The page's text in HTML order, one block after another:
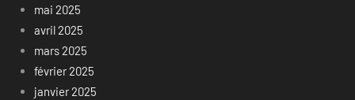
mai 2025
avril 2025
mars 2025
février 2025
janvier 2025